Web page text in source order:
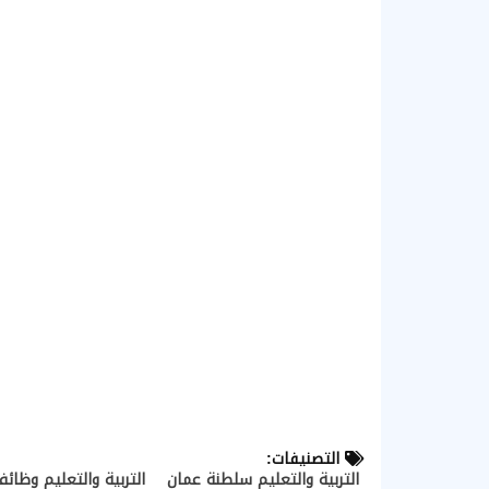
التصنيفات:
التربية والتعليم سلطنة عمان التربية والتعليم